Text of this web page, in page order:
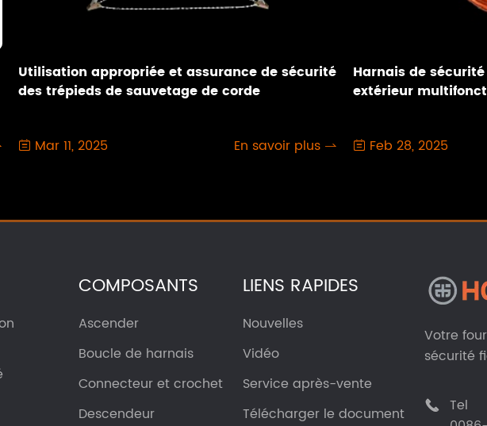
Utilisation appropriée et assurance de sécurité
des trépieds de sauvetage de corde
 Mar 11, 2025 En savoir plus 
Harnais de
extérieur
 Feb 28, 2025
COMPOSANTS
Ascender
Boucle de harnais
Connecteur et crochet
Descendeur
LIENS RAPIDES
Nouvelles
Vidéo
Service après-vente
Télécharger le document
Votre
sécurité

Tel